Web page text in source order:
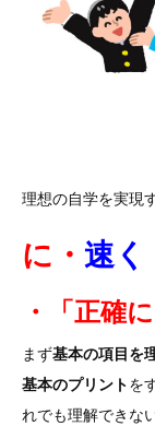
理想の自学を実現
に・ 速く
・「正確に
まず基本の項目を
基本のプリントを
れでも理解できな